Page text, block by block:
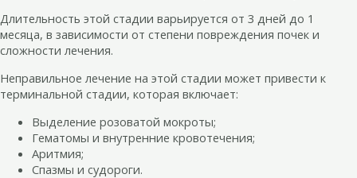
Длительность этой стадии варьируется от 3 дней до 1
месяца, в зависимости от степени повреждения почек и
сложности лечения.
Неправильное лечение на этой стадии может привести к
терминальной стадии, которая включает:
Выделение розоватой мокроты;
Гематомы и внутренние кровотечения;
Аритмия;
Спазмы и судороги.